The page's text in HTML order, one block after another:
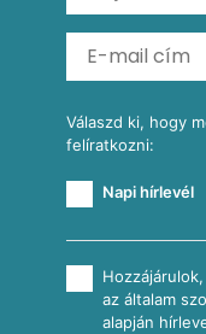
Reggeli receptek
Válaszd ki, hogy
felíratkozni:
Napi hírlevél
az általam
alapján